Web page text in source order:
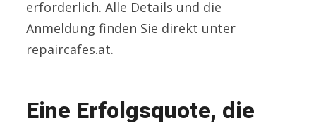
erforderlich. Alle Details und die
Anmeldung finden Sie direkt unter
repaircafes.at.
Eine Erfolgsquote, die